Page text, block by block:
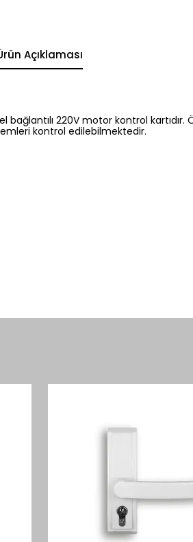
Açıklaması
220V motor kontrol
kontrol edilebilmektedir.